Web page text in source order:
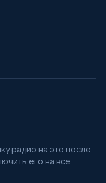
радио на это после
его на все